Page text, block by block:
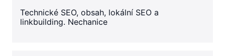
Technické SEO, obsah, lokální SEO a
linkbuilding. Nechanice